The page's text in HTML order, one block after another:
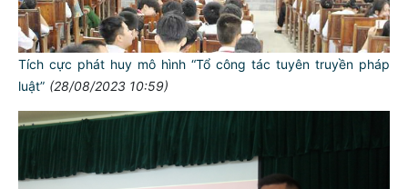
Tích cực phát huy mô hình “Tổ công tác tuyên truyền pháp
luật” (28/08/2023 10:59)